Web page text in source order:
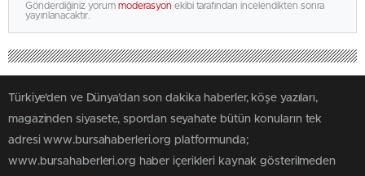
Gönderdiğiniz yorum moderasyon ekibi tarafından incelendikten sonra
yayınlanacaktır.
Türkiye'den ve Dünya’dan son dakika haberler, köşe yazıları,
magazinden siyasete, spordan seyahate bütün konuların tek
adresi www.bursahaberleri.org platformunda;
www.bursahaberleri.org haber içerikleri kaynak gösterilmeden